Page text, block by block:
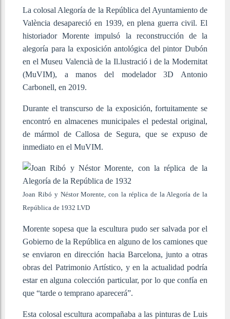
La colosal Alegoría de la República del Ayuntamiento de
València desapareció en 1939, en plena guerra civil. El
historiador Morente impulsó la reconstrucción de la
alegoría para la exposición antológica del pintor Dubón
en el Museu Valencià de la Il.lustració i de la Modernitat
(MuVIM), a manos del modelador 3D Antonio
Carbonell, en 2019.
Durante el transcurso de la exposición, fortuitamente se
encontró en almacenes municipales el pedestal original,
de mármol de Callosa de Segura, que se expuso de
inmediato en el MuVIM.
Joan Ribó y Néstor Morente, con la réplica de la Alegoría de la
República de 1932 LVD
Morente sopesa que la escultura pudo ser salvada por el
Gobierno de la República en alguno de los camiones que
se enviaron en dirección hacia Barcelona, junto a otras
obras del Patrimonio Artístico, y en la actualidad podría
estar en alguna colección particular, por lo que confía en
que “tarde o temprano aparecerá”.
Esta colosal escultura acompañaba a las pinturas de Luis